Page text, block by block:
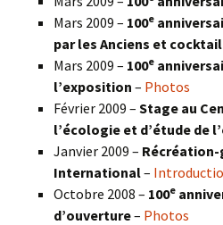
Mars 2009 – 100e
par les Anciens et cocktail
Mars 2009 – 100e
l’exposition – Photos
Février 2009 – Stage au
l’écologie et d’étude de
Janvier 2009 –
International–
Octobre 2008 – 100e
d’ouverture– Photos